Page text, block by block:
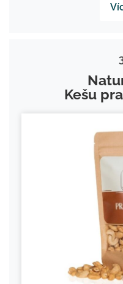
Kešu